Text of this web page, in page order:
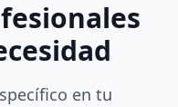
en tu